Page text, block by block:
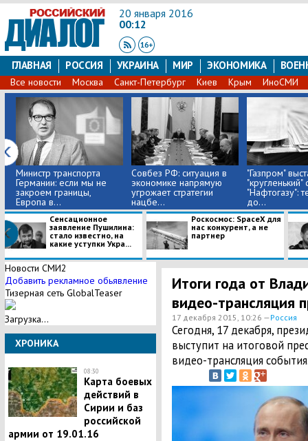
20 января 2016
00:12
ГЛАВНАЯ РОССИЯ УКРАИНА МИР ЭКОНОМИКА
Все новости Москва Санкт-Петербург Киев Крым ИноСМИ
Министр транспорта
Германии: если мы не
закроем границы,
Европа в...
Совбез РФ: ситуация в
экономике напрямую
угрожает стратегии
нацбе...
"Газпром"
"кругленький"
"Нафтогазу":
до...
Сенсационное
заявление Пушилина:
стало известно, на
какие уступки Укра...
Роскосмос: SpaceX для
нас конкурент, а не
партнер
Новости СМИ2
Добавить рекламное обьявление
Тизерная сеть GlobalTeaser
Загрузка...
ХРОНИКА
08:30
Карта боевых
действий в
Сирии и баз
российской
армии от 19.01.16
Итоги года от
видео-трансляция
17 декабря 2015, 10:26 —Россия
Сегодня, 17 декабря,
выступит на итоговой
видео-трансляция